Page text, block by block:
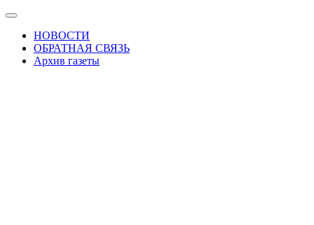
Skip
content
Показать/
Скрыть
навигацию
НОВОСТИ
ОБРАТНАЯ СВЯЗЬ
Архив газеты